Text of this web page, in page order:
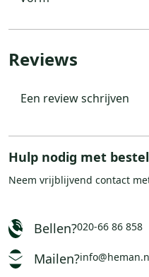
Reviews
Een review schrijven
Hulp nodig met
Neem vrijblijvend contact
Bellen?020-66 86 858
Mailen?